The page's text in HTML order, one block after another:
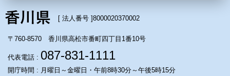
[ 法人番号 ]8000020370002
〒760-8570 香川県高松市番町四丁目1番10号
代表電話 : 087-831-1111
開庁時間 : 月曜日～金曜日・午前8時30分～午後5時15分